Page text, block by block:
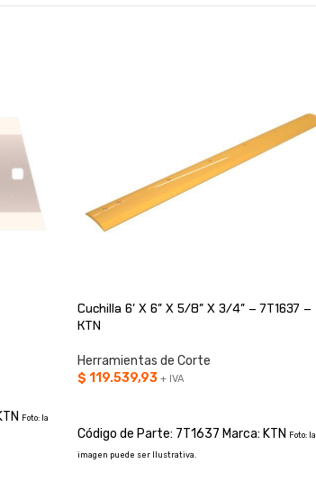
Foto: la
Cuchilla 6′ X 6″ X 5/8″ X 3/4″ – 7T1637 –
KTN
Herramientas de Corte
$ 119.539,93 + IVA
Código de Parte: 7T1637 Marca: KTN
Foto: la
imagen puede ser Ilustrativa.